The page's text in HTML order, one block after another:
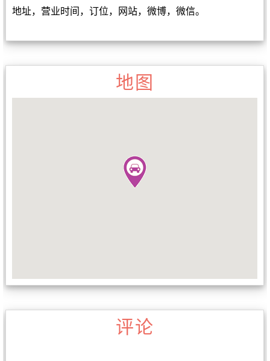
地址，营业时间，订位，网站，微博，微信。
地图
评论